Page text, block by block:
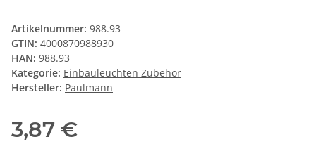
Artikelnummer: 988.93
GTIN: 4000870988930
HAN: 988.93
Kategorie: Einbauleuchten Zubehör
Hersteller: Paulmann
3,87 €